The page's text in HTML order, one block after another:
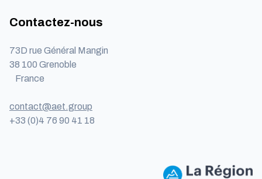
Contactez-nous
73D rue Général Mangin
38 100 Grenoble
France
contact@aet.group
+33 (0)4 76 90 41 18